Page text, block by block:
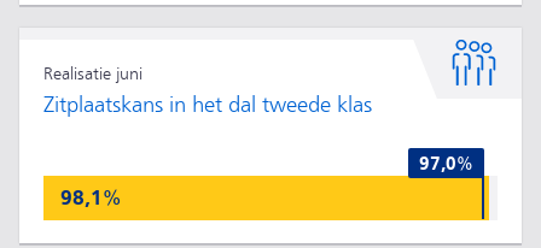
Realisatie juni
Zitplaatskans in het dal tweede klas
98,1%
97,0%